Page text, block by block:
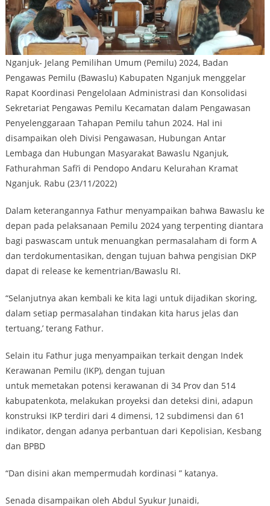
Nganjuk- Jelang Pemilihan Umum (Pemilu) 2024, Badan
Pengawas Pemilu (Bawaslu) Kabupaten Nganjuk menggelar
Rapat Koordinasi Pengelolaan Administrasi dan Konsolidasi
Sekretariat Pengawas Pemilu Kecamatan dalam Pengawasan
Penyelenggaraan Tahapan Pemilu tahun 2024. Hal ini
disampaikan oleh Divisi Pengawasan, Hubungan Antar
Lembaga dan Hubungan Masyarakat Bawaslu Nganjuk,
Fathurahman Safi’i di Pendopo Andaru Kelurahan Kramat
Nganjuk. Rabu (23/11/2022)
Dalam keterangannya Fathur menyampaikan bahwa Bawaslu ke
depan pada pelaksanaan Pemilu 2024 yang terpenting diantara
bagi paswascam untuk menuangkan permasalaham di form A
dan terdokumentasikan, dengan tujuan bahwa pengisian DKP
dapat di release ke kementrian/Bawaslu RI.
“Selanjutnya akan kembali ke kita lagi untuk dijadikan skoring,
dalam setiap permasalahan tindakan kita harus jelas dan
tertuang,’ terang Fathur.
Selain itu Fathur juga menyampaikan terkait dengan Indek
Kerawanan Pemilu (IKP), dengan tujuan
untuk memetakan potensi kerawanan di 34 Prov dan 514
kabupatenkota, melakukan proyeksi dan deteksi dini, adapun
konstruksi IKP terdiri dari 4 dimensi, 12 subdimensi dan 61
indikator, dengan adanya perbantuan dari Kepolisian, Kesbang
dan BPBD
“Dan disini akan mempermudah kordinasi ” katanya.
Senada disampaikan oleh Abdul Syukur Junaidi,